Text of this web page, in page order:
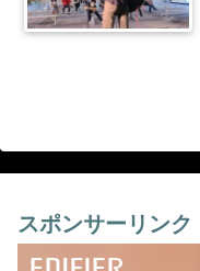
スポンサーリンク